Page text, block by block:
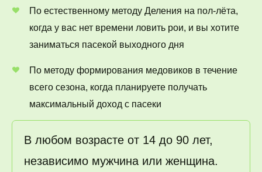
По естественному методу Деления на пол-лёта,
когда у вас нет времени ловить рои, и вы хотите
заниматься пасекой выходного дня
По методу формирования медовиков в течение
всего сезона, когда планируете получать
максимальный доход с пасеки
В любом возрасте от 14 до 90 лет,
независимо мужчина или женщина.